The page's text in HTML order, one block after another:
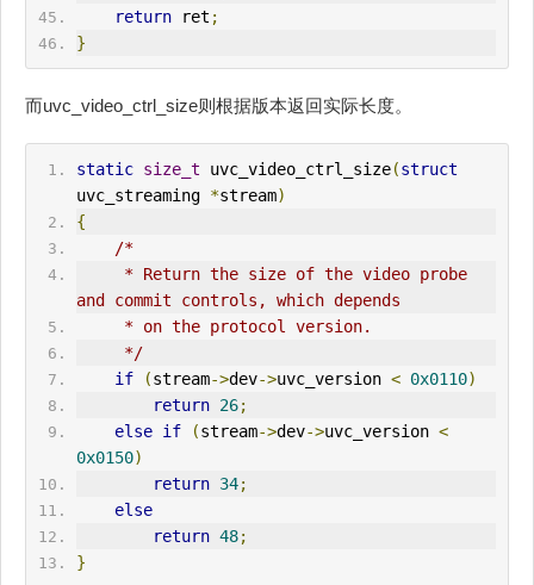
return ret ;
}
而uvc_video_ctrl_size则根据版本返回实际长度。
static size_t uvc_video_ctrl_size(struct
uvc_streaming *stream)
{
/*
and commit controls, which depends
     * on the protocol version.
     */
if
(stream->dev->uvc_version < 0x0110)
return 26;
else if (stream->dev->uvc_version <
0x0150)
return 34;
else
return 48;
}